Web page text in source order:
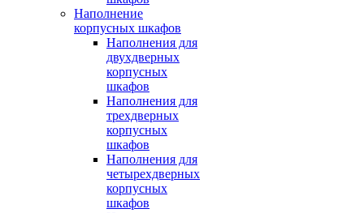
Наполнение
корпусных шкафов
Наполнения для
двухдверных
корпусных
шкафов
Наполнения для
трехдверных
корпусных
шкафов
Наполнения для
четырехдверных
корпусных
шкафов